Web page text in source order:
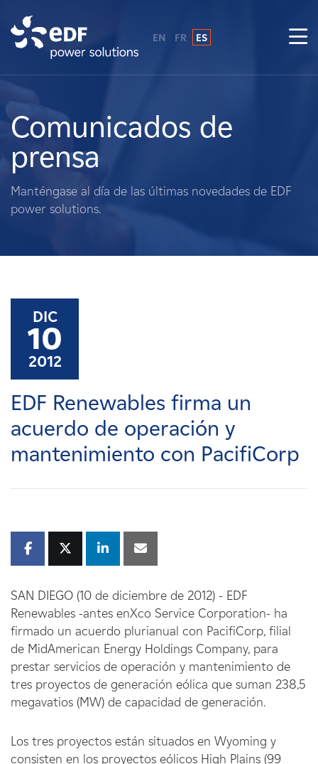
Sobre nosotros
Qué hacemos
Terratenientes
Carreras
Noticias
Contacte con
Afiliados
EN FR ES
Comunicados de
prensa
Manténgase al día de las últimas novedades de EDF
power solutions.
DIC
10
2012
EDF Renewables firma un
acuerdo de operación y
mantenimiento con PacifiCorp
SAN DIEGO (10 de diciembre de 2012) - EDF
Renewables -antes enXco Service Corporation- ha
firmado un acuerdo plurianual con PacifiCorp, filial
de MidAmerican Energy Holdings Company, para
prestar servicios de operación y mantenimiento de
tres proyectos de generación eólica que suman 238,5
megavatios (MW) de capacidad de generación.
Los tres proyectos están situados en Wyoming y
consisten en los proyectos eólicos High Plains (99